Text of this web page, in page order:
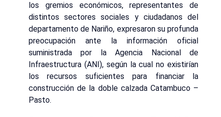
los gremios económicos, representantes de
distintos sectores sociales y ciudadanos del
departamento de Nariño, expresaron su profunda
preocupación ante la información oficial
suministrada por la Agencia Nacional de
Infraestructura (ANI), según la cual no existirían
los recursos suficientes para financiar la
construcción de la doble calzada Catambuco –
Pasto.